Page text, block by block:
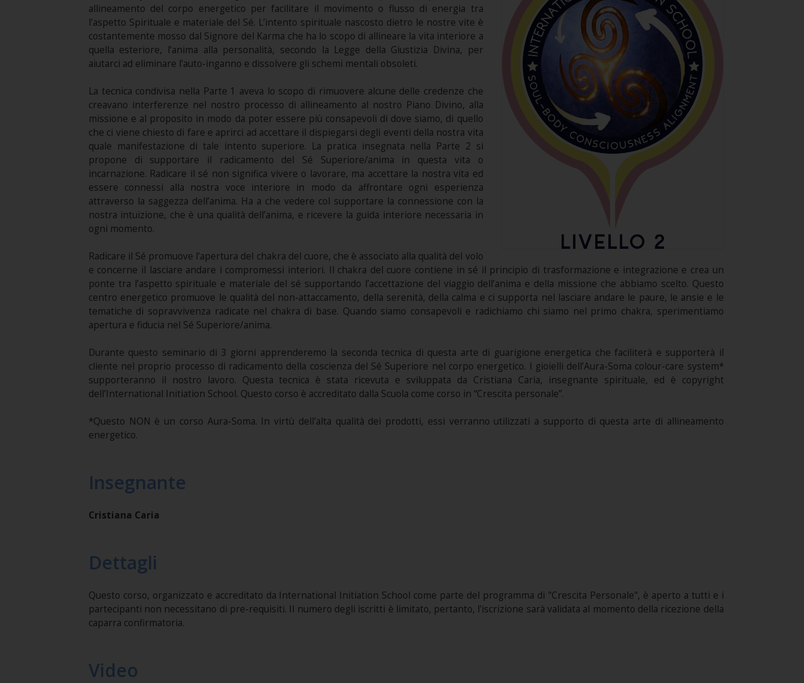
allineamento del corpo energetico per facilitare il movimento o flusso di energia tra
l’aspetto Spirituale e materiale del Sé. L’intento spirituale nascosto dietro le nostre vite è
costantemente mosso dal Signore del Karma che ha lo scopo di allineare la vita interiore a
quella esteriore, l’anima alla personalità, secondo la Legge della Giustizia Divina, per
aiutarci ad eliminare l’auto-inganno e dissolvere gli schemi mentali obsoleti.
La tecnica condivisa nella Parte 1 aveva lo scopo di rimuovere alcune delle credenze che
creavano interferenze nel nostro processo di allineamento al nostro Piano Divino, alla
missione e al proposito in modo da poter essere più consapevoli di dove siamo, di quello
che ci viene chiesto di fare e aprirci ad accettare il dispiegarsi degli eventi della nostra vita
quale manifestazione di tale intento superiore. La pratica insegnata nella Parte 2 si
propone di supportare il radicamento del Sé Superiore/anima in questa vita o
incarnazione. Radicare il sé non significa vivere o lavorare, ma accettare la nostra vita ed
essere connessi alla nostra voce interiore in modo da affrontare ogni esperienza
attraverso la saggezza dell’anima. Ha a che vedere col supportare la connessione con la
nostra intuizione, che è una qualità dell’anima, e ricevere la guida interiore necessaria in
ogni momento.
Radicare il Sé promuove l’apertura del chakra del cuore, che è associato alla qualità del volo
e concerne il lasciare andare i compromessi interiori. Il chakra del cuore contiene in sé il principio di trasformazione e integrazione e crea un
ponte tra l’aspetto spirituale e materiale del sé supportando l’accettazione del viaggio dell’anima e della missione che abbiamo scelto. Questo
centro energetico promuove le qualità del non-attaccamento, della serenità, della calma e ci supporta nel lasciare andare le paure, le ansie e le
tematiche di sopravvivenza radicate nel chakra di base. Quando siamo consapevoli e radichiamo chi siamo nel primo chakra, sperimentiamo
apertura e fiducia nel Sé Superiore/anima.
Durante questo seminario di 3 giorni apprenderemo la seconda tecnica di questa arte di guarigione energetica che faciliterà e supporterà il
cliente nel proprio processo di radicamento della coscienza del Sé Superiore nel corpo energetico. I gioielli dell’Aura-Soma colour-care system*
supporteranno il nostro lavoro. Questa tecnica è stata ricevuta e sviluppata da Cristiana Caria, insegnante spirituale, ed è copyright
dell’International Initiation School. Questo corso è accreditato dalla Scuola come corso in “Crescita personale”.
*Questo NON è un corso Aura-Soma. In virtù dell’alta qualità dei prodotti, essi verranno utilizzati a supporto di questa arte di allineamento
energetico.
Insegnante
Cristiana Caria
Dettagli
Questo corso, organizzato e accreditato da International Initiation School come parte del programma di "Crescita Personale", è aperto a tutti e i
partecipanti non necessitano di pre-requisiti. Il numero degli iscritti è limitato, pertanto, l'iscrizione sarà validata al momento della ricezione della
caparra confirmatoria.
Video